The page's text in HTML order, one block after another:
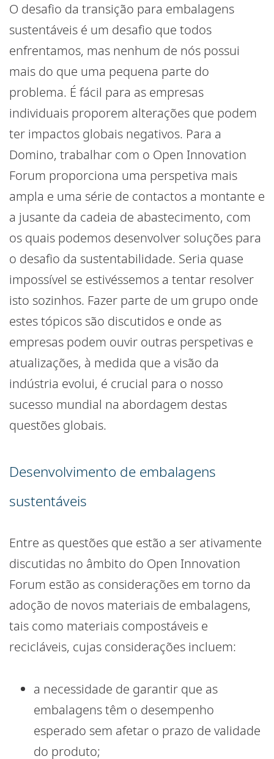
O desafio da transição para embalagens
sustentáveis é um desafio que todos
enfrentamos, mas nenhum de nós possui
mais do que uma pequena parte do
problema. É fácil para as empresas
individuais proporem alterações que podem
ter impactos globais negativos. Para a
Domino, trabalhar com o Open Innovation
Forum proporciona uma perspetiva mais
ampla e uma série de contactos a montante e
a jusante da cadeia de abastecimento, com
os quais podemos desenvolver soluções para
o desafio da sustentabilidade. Seria quase
impossível se estivéssemos a tentar resolver
isto sozinhos. Fazer parte de um grupo onde
estes tópicos são discutidos e onde as
empresas podem ouvir outras perspetivas e
atualizações, à medida que a visão da
indústria evolui, é crucial para o nosso
sucesso mundial na abordagem destas
questões globais.
Desenvolvimento de embalagens
sustentáveis
Entre as questões que estão a ser ativamente
discutidas no âmbito do Open Innovation
Forum estão as considerações em torno da
adoção de novos materiais de embalagens,
tais como materiais compostáveis e
recicláveis, cujas considerações incluem:
a necessidade de garantir que as
embalagens têm o desempenho
esperado sem afetar o prazo de validade
do produto;